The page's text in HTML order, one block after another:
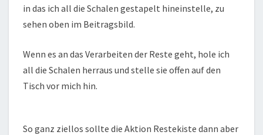
in das ich all die Schalen gestapelt hineinstelle, zu
sehen oben im Beitragsbild.
Wenn es an das Verarbeiten der Reste geht, hole ich
all die Schalen herraus und stelle sie offen auf den
Tisch vor mich hin.
So ganz ziellos sollte die Aktion Restekiste dann aber